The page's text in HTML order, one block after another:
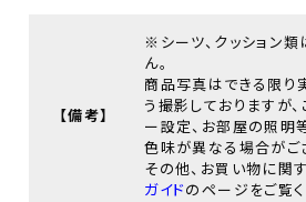
【備考】
※シーツ、クッション
ん。
商品写真はできる限り
う撮影しておりますが
ー設定、お部屋の照明
色味が異なる場合がご
その他、お買い物に関
ガイドのページをご覧く